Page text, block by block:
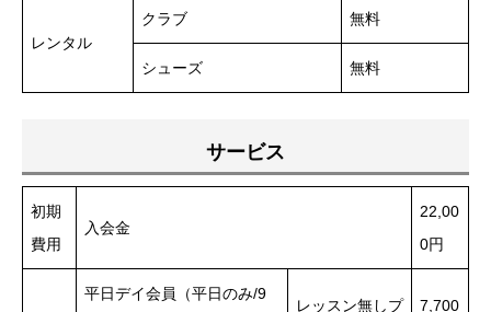
レンタル
クラブ 無料
シューズ 無料
サービス
初期
費用
入会金
22,00
0円
平日デイ会員（平日のみ/9
レッスン無しプ
7,700